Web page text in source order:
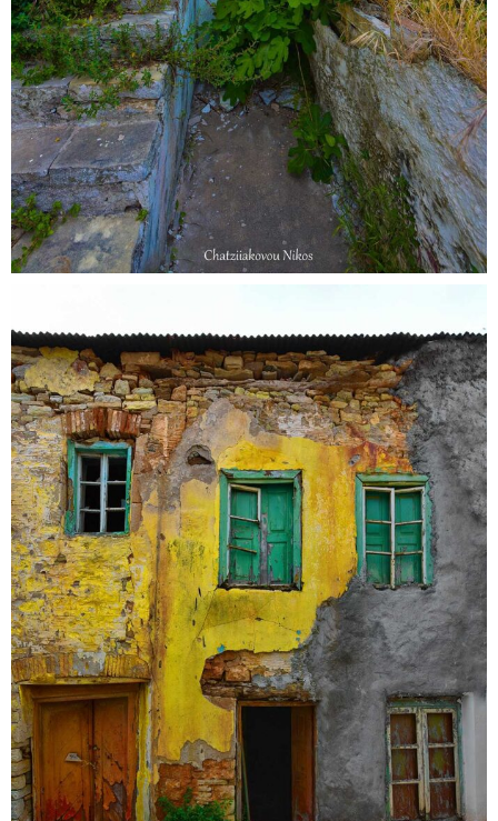
Ψηφιακός Βοηθός Δήμου Δυτικής
Σάμου
KionAI
Καλώς ήρθατε στον Δήμο Δυτικής Σάμου!
Λέγομαι KionAI κι είμαι εδώ για να σας στηρίξω και να σας καθοδηγήσω
σε ό,τι αφορά τις δημοτικές υπηρεσίες. Μαζί κάνουμε την
εξυπηρέτηση πιο απλή και γρήγορη!
Μπορείτε να συνομιλήσετε μαζί μου κι
εδώ